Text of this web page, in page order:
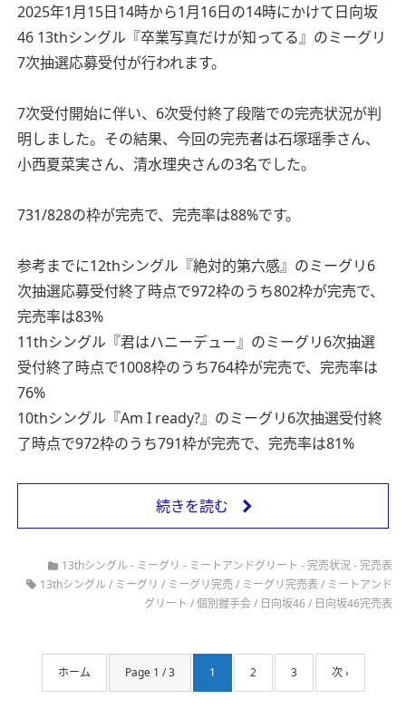
2025年1月15日14時から1月16日の14時にかけて日向坂
46 13thシングル『卒業写真だけが知ってる』のミーグリ
7次抽選応募受付が行われます。
7次受付開始に伴い、6次受付終了段階での完売状況が判
明しました。その結果、今回の完売者は石塚瑶季さん、
小西夏菜実さん、清水理央さんの3名でした。
731/828の枠が完売で、完売率は88%です。
参考までに12thシングル『絶対的第六感』のミーグリ6
次抽選応募受付終了時点で972枠のうち802枠が完売で、
完売率は83%
11thシングル『君はハニーデュー』のミーグリ6次抽選
受付終了時点で1008枠のうち764枠が完売で、完売率は
76%
10thシングル『Am I ready?』のミーグリ6次抽選受付終
了時点で972枠のうち791枠が完売で、完売率は81%
続きを読む
13thシングル - ミーグリ - ミートアンドグリート -完売状況-完売表
13thシングル / ミーグリ / ミーグリ完売 / ミーグリ完売表 / ミートアンド
グリート /個別握手会/ 日向坂46/ 日向坂46完売表
ホーム Page 1 / 3 1 2 3 次 ›